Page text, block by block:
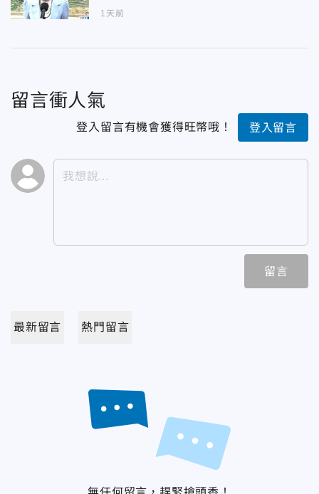
1天前
留言衝人氣
登入留言有機會獲得旺幣哦！ 登入留言
留言
最新留言 熱門留言